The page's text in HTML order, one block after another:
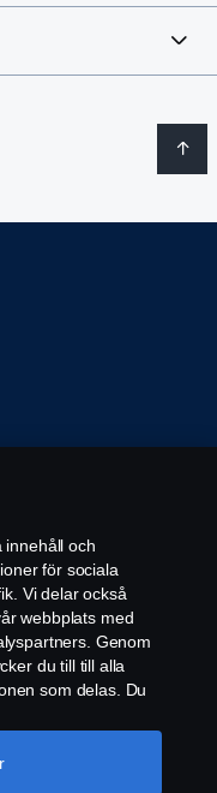
innehåll och
för sociala
Vi delar också
webbplats med
Genom
du till till alla
som delas. Du
du vill
av hur vi